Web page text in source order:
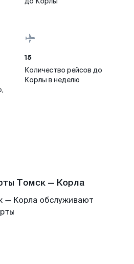
15
Количество рейсов до
Корлы в неделю
Томск — Корла
— Корла обслуживают